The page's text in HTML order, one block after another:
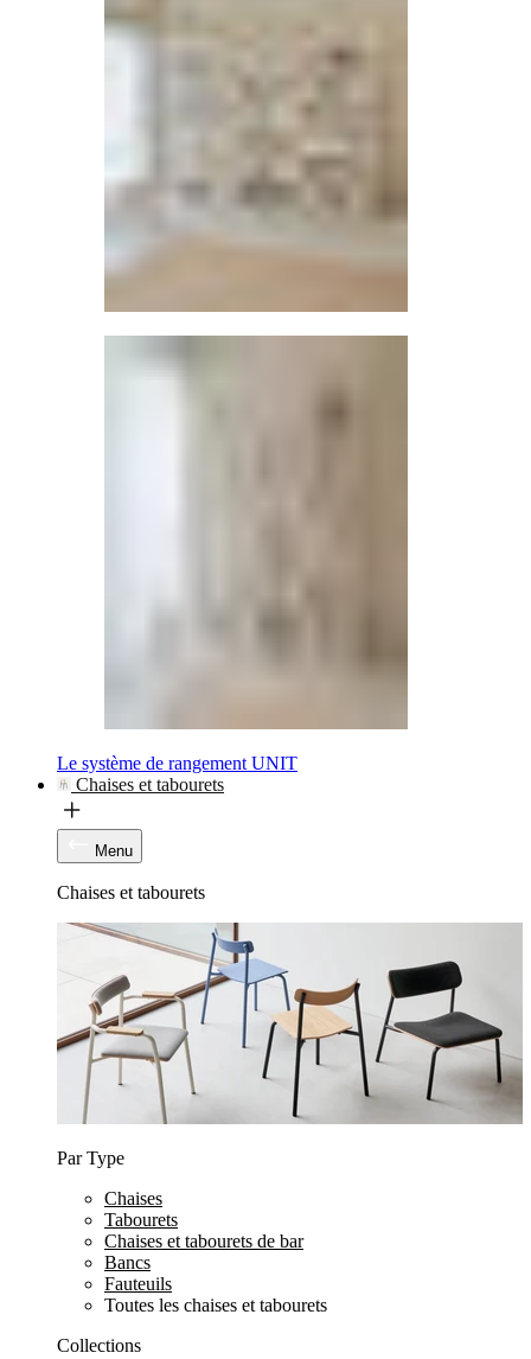
Le système de rangement UNIT
Chaises et tabourets
Menu
Chaises et tabourets
Par Type
Chaises
Tabourets
Chaises et tabourets de bar
Bancs
Fauteuils
Toutes les chaises et tabourets
Collections